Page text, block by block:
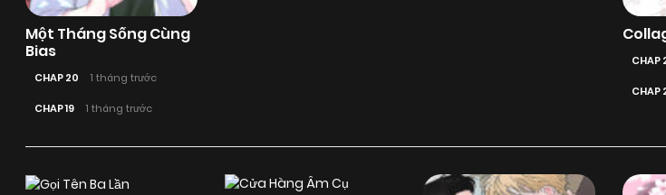
Một Tháng Sống Cùng
Bias
CHAP 20 1 tháng trước
CHAP 19 1 tháng trước
CHAP
CHAP